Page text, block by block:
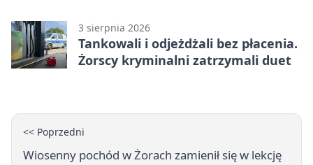
3 sierpnia 2026
Tankowali i odjeżdżali bez płacenia.
Żorscy kryminalni zatrzymali duet
<< Poprzedni
Wiosenny pochód w Żorach zamienił się w lekcję